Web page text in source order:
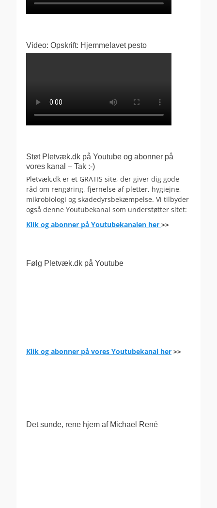
Video: Opskrift: Hjemmelavet pesto
Støt Pletvæk.dk på Youtube og abonner på
vores kanal – Tak :-)
Pletvæk.dk er et GRATIS site, der giver dig gode
råd om rengøring, fjernelse af pletter, hygiejne,
mikrobiologi og skadedyrsbekæmpelse. Vi tilbyder
også denne Youtubekanal som understøtter sitet:
Klik og abonner på Youtubekanalen her >>
Følg Pletvæk.dk på Youtube
Klik og abonner på vores Youtubekanal her >>
Det sunde, rene hjem af Michael René